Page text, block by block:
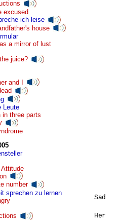
excused
ich leise
house
a mirror of lust
juice?
and I
Leute
in three parts
Attitude
number
sprechen zu lernen
Sad
Her